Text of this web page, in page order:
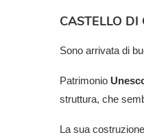
CASTELLO DI
Sono arrivata di
Patrimonio
struttura, che
La sua